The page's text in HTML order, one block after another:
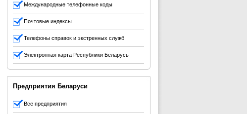
Международные телефонные коды
Почтовые индексы
Телефоны справок и экстренных служб
Электронная карта Республики Беларусь
Предприятия Беларуси
Все предприятия